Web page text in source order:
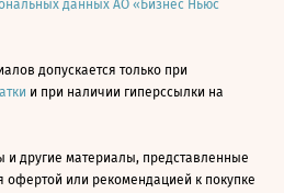
данных АО «Бизнес Ньюс
допускается только при
и при наличии гиперссылки на
и другие материалы, представленные
офертой или рекомендацией к покупке